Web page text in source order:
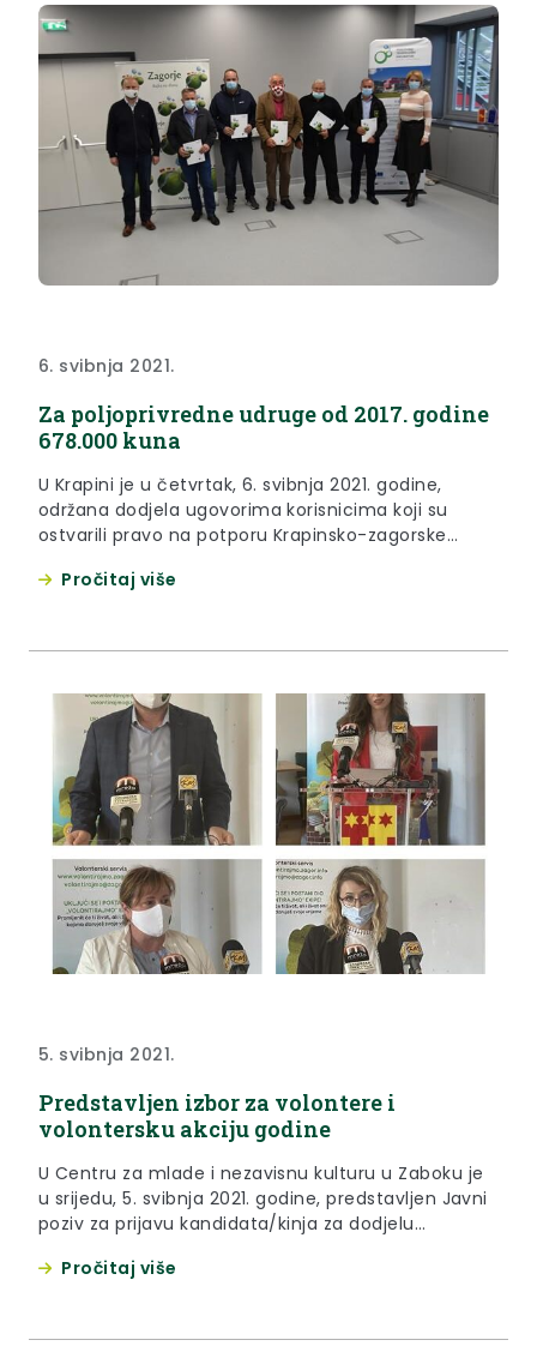
6. svibnja 2021.
Za poljoprivredne udruge od 2017. godine
678.000 kuna
U Krapini je u četvrtak, 6. svibnja 2021. godine,
održana dodjela ugovorima korisnicima koji su
ostvarili pravo na potporu Krapinsko-zagorske
programa i projekata poljoprivrednih udruga
Pročitaj više
5. svibnja 2021.
Predstavljen izbor za volontere i
volontersku akciju godine
U Centru za mlade i nezavisnu kulturu u Zaboku je
u srijedu, 5. svibnja 2021. godine, predstavljen Javni
poziv za prijavu kandidata/kinja za dodjelu
„Volonterska akcija godine“ za 2020. godinu.
Pročitaj više